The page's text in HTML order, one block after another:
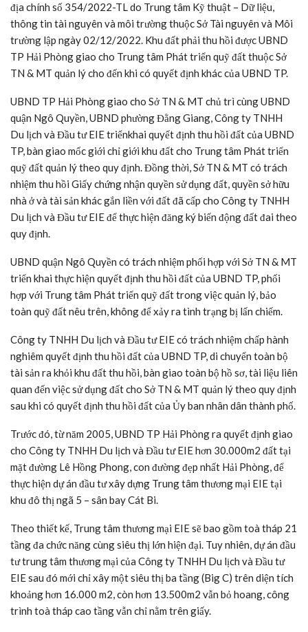
địa chính số 354/2022-TL do Trung tâm Kỹ thuật – Dữ liệu,
thông tin tài nguyên và môi trường thuộc Sở Tài nguyên và Môi
trường lập ngày 02/12/2022. Khu đất phải thu hồi được UBND
TP Hải Phòng giao cho Trung tâm Phát triển quỹ đất thuộc Sở
TN & MT quản lý cho đến khi có quyết định khác của UBND TP.
UBND TP Hải Phòng giao cho Sở TN & MT chủ trì cùng UBND
quận Ngô Quyền, UBND phường Đằng Giang, Công ty TNHH
Du lịch và Đầu tư EIE triểnkhai quyết định thu hồi đất của UBND
TP, bàn giao mốc giới chỉ giới khu đất cho Trung tâm Phát triển
quỹ đất quản lý theo quy định. Đồng thời, Sở TN & MT có trách
nhiệm thu hồi Giấy chứng nhận quyền sử dụng đất, quyền sở hữu
nhà ở và tài sản khác gắn liền với đất đã cấp cho Công ty TNHH
Du lịch và Đầu tư EIE để thực hiện đăng ký biến động đất đai theo
quy định.
UBND quận Ngô Quyền có trách nhiệm phối hợp với Sở TN & MT
triển khai thực hiện quyết định thu hồi đất của UBND TP, phối
hợp với Trung tâm Phát triển quỹ đất trong việc quản lý, bảo
toàn quỹ đất nêu trên, không để xảy ra tình trạng bị lấn chiếm.
Công ty TNHH Du lịch và Đầu tư EIE có trách nhiệm chấp hành
nghiêm quyết định thu hồi đất của UBND TP, di chuyển toàn bộ
tài sản ra khỏi khu đất thu hồi, bàn giao toàn bộ hồ sơ, tài liệu liên
quan đến việc sử dụng đất cho Sở TN & MT quản lý theo quy định
sau khi có quyết định thu hồi đất của Ủy ban nhân dân thành phố.
Trước đó, từ năm 2005, UBND TP Hải Phòng ra quyết định giao
cho Công ty TNHH Du lịch và Đầu tư EIE hơn 30.000m2 đất tại
mặt đường Lê Hồng Phong, con đường đẹp nhất Hải Phòng, để
thực hiện dự án đầu tư xây dựng Trung tâm thương mại EIE tại
khu đô thị ngã 5 – sân bay Cát Bi.
Theo thiết kế, Trung tâm thương mại EIE sẽ bao gồm toà tháp 21
tầng đa chức năng cùng siêu thị lớn hiện đại. Tuy nhiên, dự án đầu
tư trung tâm thương mại của Công ty TNHH Du lịch và Đầu tư
EIE sau đó mới chỉ xây một siêu thị ba tầng (Big C) trên diện tích
khoảng hơn 16.000 m2, còn hơn 13.500m2 vẫn bỏ hoang, công
trình toà tháp cao tầng vẫn chỉ nằm trên giấy.